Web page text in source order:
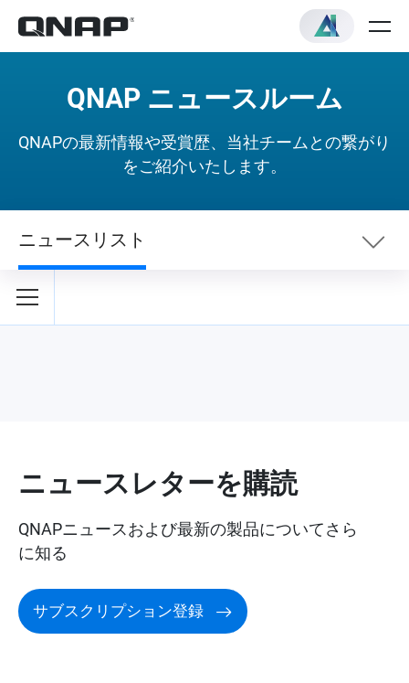
QNAP ニュースルーム
QNAPの最新情報や受賞歴、当社チームとの繋がり
をご紹介いたします。
ニュースリスト
ニュースリスト
ニュースレターを購読
QNAPニュースおよび最新の製品についてさら
に知る
サブスクリプション登録